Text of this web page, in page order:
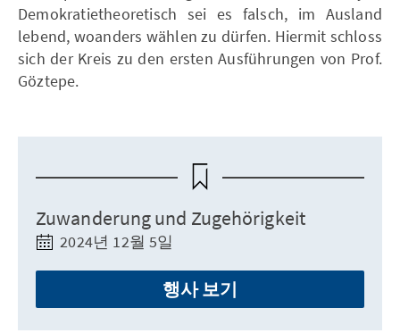
Demokratietheoretisch sei es falsch, im Ausland
lebend, woanders wählen zu dürfen. Hiermit schloss
sich der Kreis zu den ersten Ausführungen von Prof.
Göztepe.
Zuwanderung und Zugehörigkeit
2024년 12월 5일
행사 보기